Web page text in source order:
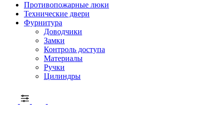
Противопожарные люки
Технические двери
Фурнитура
Доводчики
Замки
Контроль доступа
Материалы
Ручки
Цилиндры